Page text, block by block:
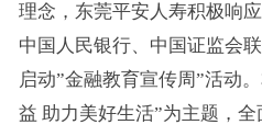
理念，东莞平安人寿积极响
中国人民银行、中国证监会
启动”金融教育宣传周”活动
益 助力美好生活”为主题，